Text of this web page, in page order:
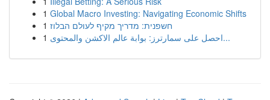
1 Global Macro Investing: Navigating Economic Shifts
1 חשפנית: מדריך מקיף לעולם הבלוז
1
احصل على سمارترز: بوابة عالم الاكشن والمحتوى...